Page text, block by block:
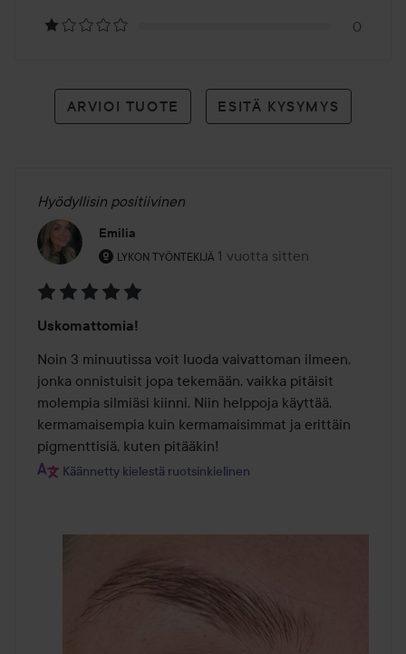
0
ARVIOI TUOTE ESITÄ KYSYMYS
Hyödyllisin positiivinen
Emilia
LYKON TYÖNTEKIJÄ
Käyttäjän rooli: Lykon työntekijä.
1 vuotta sitten
Viesti luotiin 1 vuotta sitten
5
/
5
Uskomattomia!
Noin 3 minuutissa voit luoda vaivattoman ilmeen,
jonka onnistuisit jopa tekemään, vaikka pitäisit
molempia silmiäsi kiinni. Niin helppoja käyttää,
kermamaisempia kuin kermamaisimmat ja erittäin
pigmenttisiä, kuten pitääkin!
Käännetty kielestä ruotsinkielinen